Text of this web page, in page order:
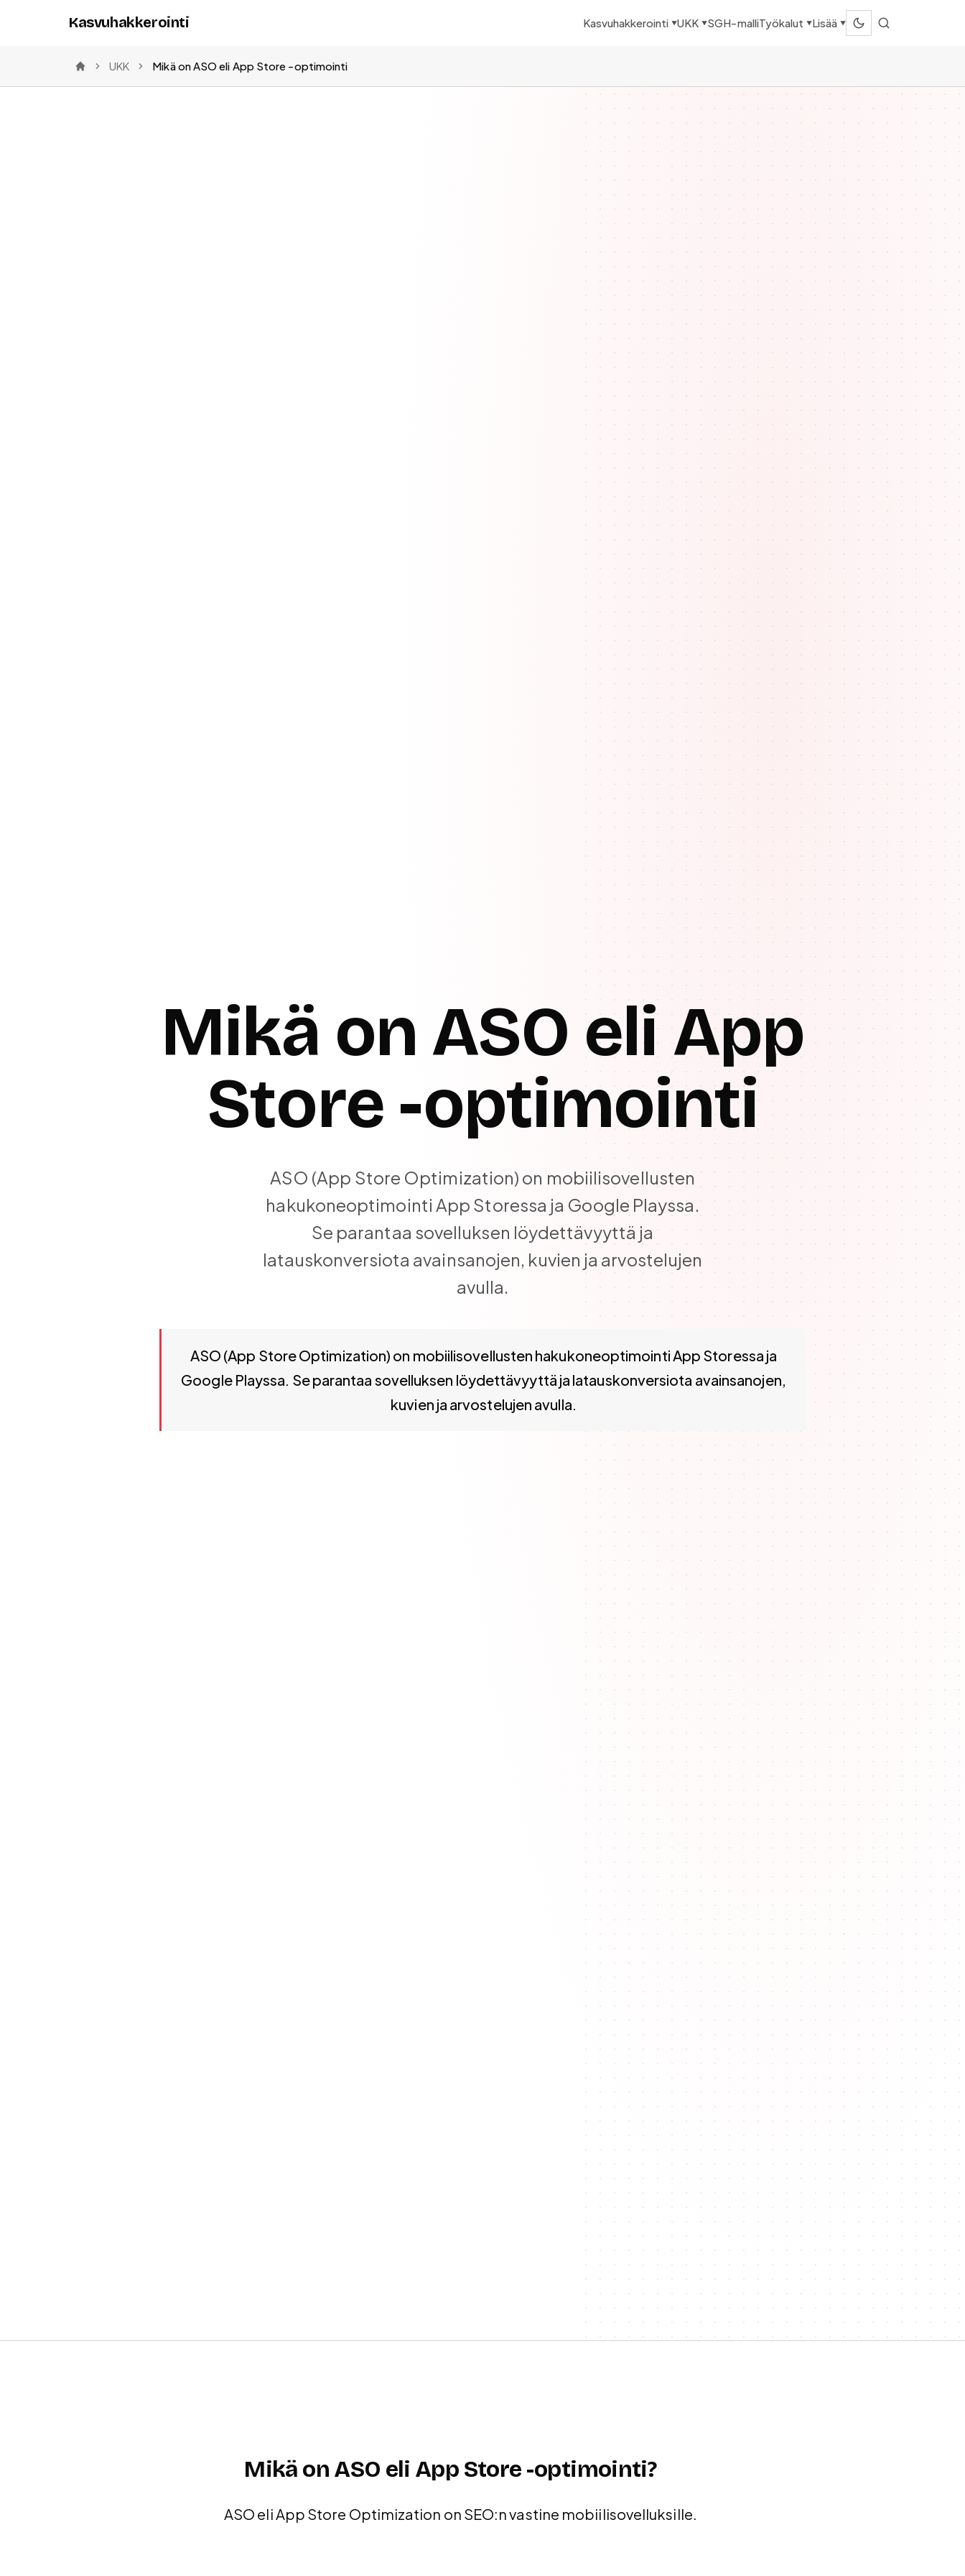
Kasvuhakkerointi Kasvuhakkerointi ▼UKK ▼SGH-malliTyökalut ▼Lisää ▼
Etusivu
UKK Mikä on ASO eli App Store -optimointi
Mikä on ASO eli App
Store -optimointi
ASO (App Store Optimization) on mobiilisovellusten
hakukoneoptimointi App Storessa ja Google Playssa.
Se parantaa sovelluksen löydettävyyttä ja
latauskonversiota avainsanojen, kuvien ja arvostelujen
avulla.
ASO (App Store Optimization) on mobiilisovellusten hakukoneoptimointi App Storessa ja
Google Playssa. Se parantaa sovelluksen löydettävyyttä ja latauskonversiota avainsanojen,
kuvien ja arvostelujen avulla.
Mikä on ASO eli App Store -optimointi?
ASO eli App Store Optimization on SEO:n vastine mobiilisovelluksille.